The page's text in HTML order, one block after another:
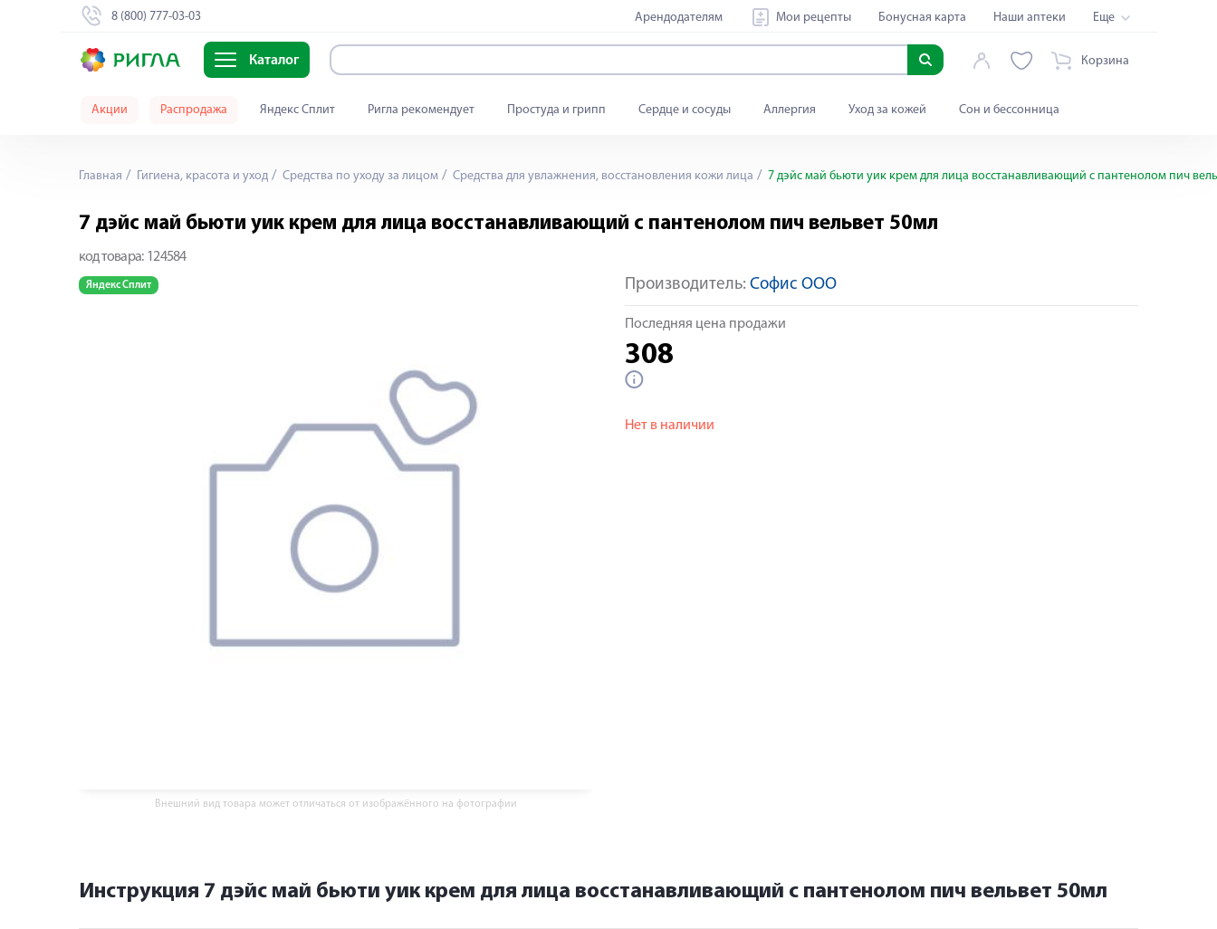
8 (800) 777-03-03 Арендодателям Мои рецепты Бонусная карта Наши аптеки Еще
Каталог Корзина
Акции Распродажа Яндекс Сплит Ригла рекомендует Простуда и грипп Сердце и сосуды Аллергия Уход за кожей Сон и бессонница
Главная Гигиена, красота и уход Средства по уходу за лицом Средства для увлажнения, восстановления кожи лица 7 дэйс май бьюти уик крем для лица восстанавливающий с пантенолом пич
7 дэйс май бьюти уик крем для лица восстанавливающий с пантенолом пич вельвет 50мл
код товара: 124584
Яндекс Сплит
Внешний вид товара может отличаться от изображённого на фотографии
Производитель: Софис ООО
Последняя цена продажи
308
Нет в наличии
Инструкция 7 дэйс май бьюти уик крем для лица восстанавливающий с пантенолом пич вельвет 50мл